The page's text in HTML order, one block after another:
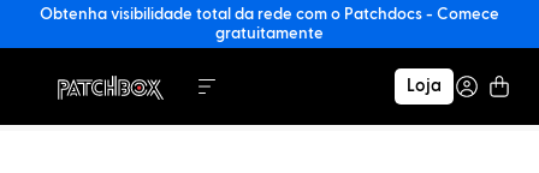
Obtenha visibilidade total da rede com o Patchdocs - Comece
gratuitamente
Loja